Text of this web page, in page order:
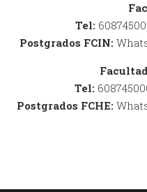
Tel:
Postgrados FCIN:
Tel:
Postgrados FCHE: